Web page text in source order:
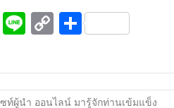
Li Li
e
C
p
y
S
ar
e
ท์ผู้นำ ออนไลน์ มารู้จักท่านเข้มแข็ง